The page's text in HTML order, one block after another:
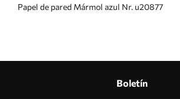
Papel de pared Mármol azul Nr. u20877
Boletín